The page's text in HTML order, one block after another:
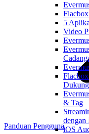
5
Video
& Tag
dengan
iOS
Panduan Pengguna